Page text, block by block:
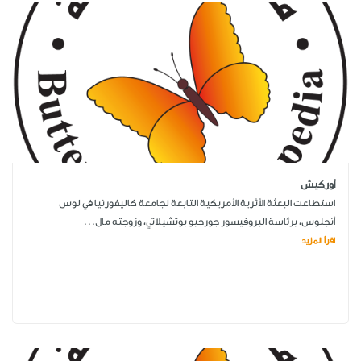
أوركيش
استطاعت البعثة الأثرية الأمريكية التابعة لجامعة كاليفورنيا في لوس
أنجلوس، برئاسة البروفيسور جورجيو بوتشيلاتي، وزوجته مال...
اقرأ المزيد